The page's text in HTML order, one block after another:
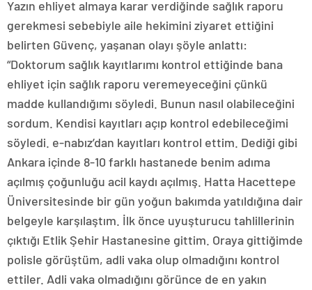
Yazın ehliyet almaya karar verdiğinde sağlık raporu
gerekmesi sebebiyle aile hekimini ziyaret ettiğini
belirten Güvenç, yaşanan olayı şöyle anlattı:
“Doktorum sağlık kayıtlarımı kontrol ettiğinde bana
ehliyet için sağlık raporu veremeyeceğini çünkü
madde kullandığımı söyledi. Bunun nasıl olabileceğini
sordum. Kendisi kayıtları açıp kontrol edebileceğimi
söyledi. e-nabız’dan kayıtları kontrol ettim. Dediği gibi
Ankara içinde 8-10 farklı hastanede benim adıma
açılmış çoğunluğu acil kaydı açılmış. Hatta Hacettepe
Üniversitesinde bir gün yoğun bakımda yatıldığına dair
belgeyle karşılaştım. İlk önce uyuşturucu tahlillerinin
çıktığı Etlik Şehir Hastanesine gittim. Oraya gittiğimde
polisle görüştüm, adli vaka olup olmadığını kontrol
ettiler. Adli vaka olmadığını görünce de en yakın